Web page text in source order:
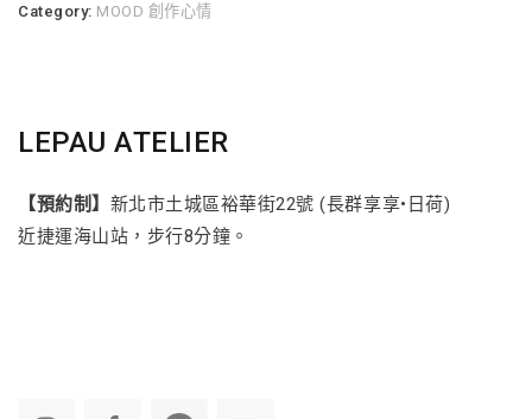
Category: MOOD 創作心情
LEPAU ATELIER
【預約制】 新北市土城區裕華街22號 (長群享享•日荷)
近捷運海山站，步行8分鐘。